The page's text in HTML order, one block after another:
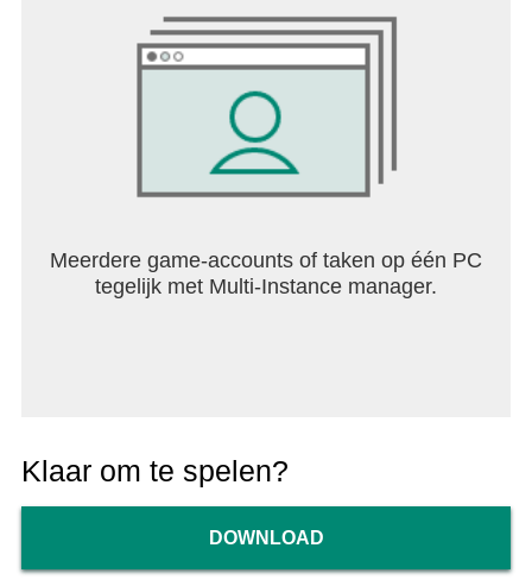
Meerdere game-accounts of taken op één PC
tegelijk met Multi-Instance manager.
Klaar om te spelen?
DOWNLOAD